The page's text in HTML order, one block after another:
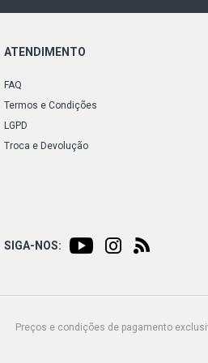
ATENDIMENTO
FAQ
Termos e Condições
LGPD
Troca e Devolução
SIGA-NOS:
Preços e condições de pagamento